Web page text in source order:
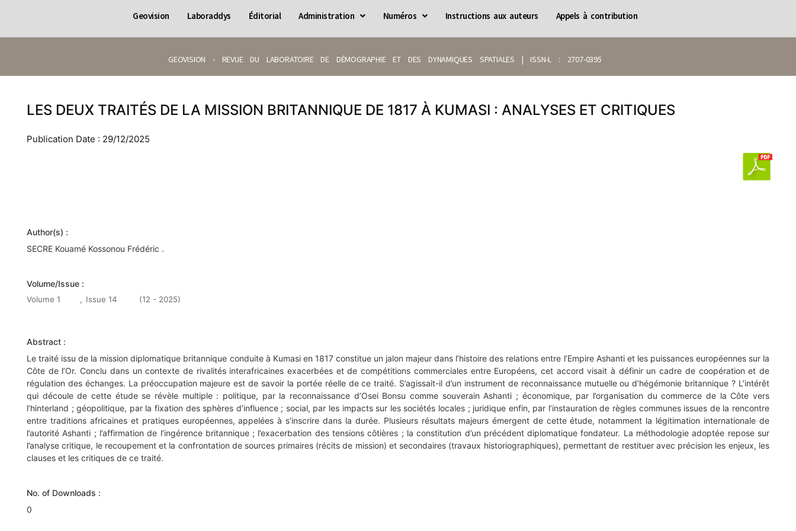
Geovision Laboraddys Éditorial Administration Numéros Instructions aux auteurs Appels à contribution
GEOVISION - REVUE DU LABORATOIRE DE DÉMOGRAPHIE ET DES DYNAMIQUES SPATIALES | ISSN-L : 2707-0395
LES DEUX TRAITÉS DE LA MISSION BRITANNIQUE DE 1817 À KUMASI : ANALYSES ET CRITIQUES
Publication Date : 29/12/2025
Author(s) :
SECRE Kouamé Kossonou Frédéric .
Volume/Issue :
Volume 1 , Issue 14 (12 - 2025)
Abstract :
Le traité issu de la mission diplomatique britannique conduite à Kumasi en 1817 constitue un jalon majeur dans l’histoire des relations entre l’Empire Ashanti et les puissances européennes sur la
Côte de l’Or. Conclu dans un contexte de rivalités interafricaines exacerbées et de compétitions commerciales entre Européens, cet accord visait à définir un cadre de coopération et de
régulation des échanges. La préoccupation majeure est de savoir la portée réelle de ce traité. S’agissait-il d’un instrument de reconnaissance mutuelle ou d’hégémonie britannique ? L’intérêt
qui découle de cette étude se révèle multiple : politique, par la reconnaissance d’Osei Bonsu comme souverain Ashanti ; économique, par l’organisation du commerce de la Côte vers
l’hinterland ; géopolitique, par la fixation des sphères d’influence ; social, par les impacts sur les sociétés locales ; juridique enfin, par l’instauration de règles communes issues de la rencontre
entre traditions africaines et pratiques européennes, appelées à s’inscrire dans la durée. Plusieurs résultats majeurs émergent de cette étude, notamment la légitimation internationale de
l’autorité Ashanti ; l’affirmation de l’ingérence britannique ; l’exacerbation des tensions côtières ; la constitution d’un précédent diplomatique fondateur. La méthodologie adoptée repose sur
l’analyse critique, le recoupement et la confrontation de sources primaires (récits de mission) et secondaires (travaux historiographiques), permettant de restituer avec précision les enjeux, les
clauses et les critiques de ce traité.
No. of Downloads :
0